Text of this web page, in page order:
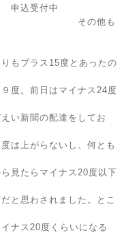
申込受付中
も
もプラス15度とあったの
度。前日はマイナス24度
い新聞の配達をしてお
は上がらないし、何とも
見たらマイナス20度以下
と思わされました。とこ
ナス20度くらいになる